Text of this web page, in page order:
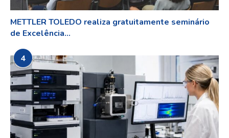
METTLER TOLEDO realiza gratuitamente seminário
de Excelência...
4